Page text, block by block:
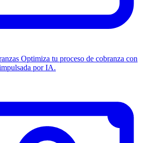
Optimiza tu proceso de cobranza con
por IA.